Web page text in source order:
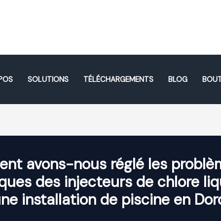
SOLUTIONS TÉLÉCHARGEMENTS BLOG
avons-nous réglé les
des injecteurs de chlore
installation de piscine en